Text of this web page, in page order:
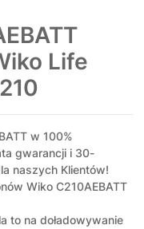
Life
w 100%
gwarancji i 30-
naszych Klientów!
Wiko C210AEBATT
to na doładowywanie